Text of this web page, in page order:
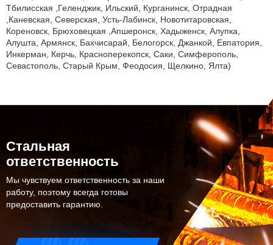
Тбилисская ,Геленджик, Ильский, Курганинск, Отрадная
,Каневская, Северская, Усть-Лабинск, Новотитаровская,
Кореновск, Брюховецкая ,Апшеронск, Хадыженск, Алупка,
Алушта, Армянск, Бахчисарай, Белогорск, Джанкой, Евпатория,
Инкерман, Керчь, Красноперекопск, Саки, Симферополь,
Севастополь, Старый Крым, Феодосия, Щелкино, Ялта)
Стальная
ответственность
Мы чувствуем ответственность за наши
работу, поэтому всегда готовы
предоставить гарантию.